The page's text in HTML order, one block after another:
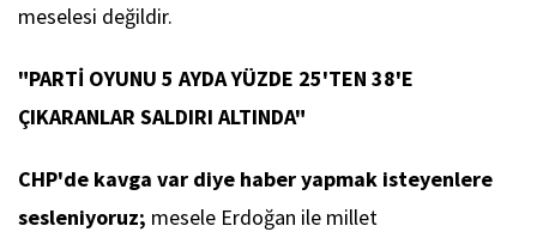
meselesi değildir.
"PARTİ OYUNU 5 AYDA YÜZDE 25'TEN 38'E
ÇIKARANLAR SALDIRI ALTINDA"
CHP'de kavga var diye haber yapmak isteyenlere
sesleniyoruz; mesele Erdoğan ile millet